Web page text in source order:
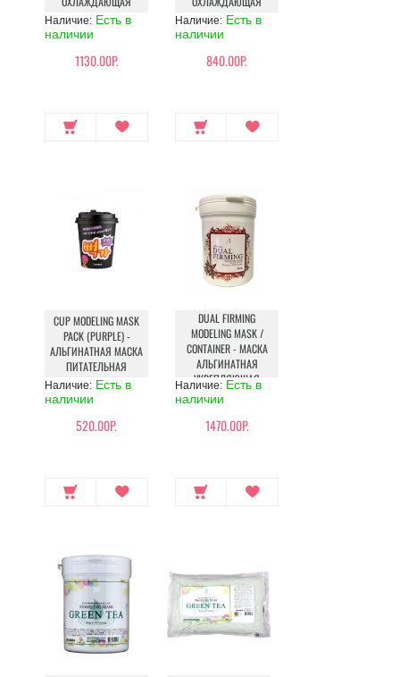
Наличие: Есть в
наличии
1130.00Р.
Наличие: Есть в
наличии
840.00Р.
CUP MODELING MASK
PACK (PURPLE) -
АЛЬГИНАТНАЯ МАСКА
ПИТАТЕЛЬНАЯ
Наличие: Есть в
наличии
520.00Р.
DUAL FIRMING
MODELING MASK /
CONTAINER - МАСКА
АЛЬГИНАТНАЯ
УКРЕПЛЯЮЩАЯ
Наличие: Есть в
наличии
1470.00Р.